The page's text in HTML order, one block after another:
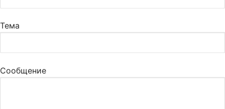
Тема
Сообщение